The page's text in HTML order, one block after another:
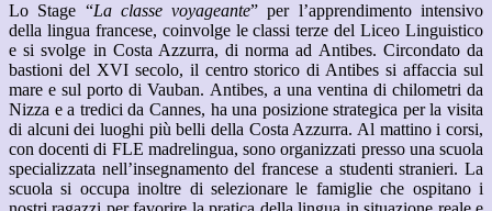
Lo Stage “La classe voyageante” per l’apprendimento intensivo
della lingua francese, coinvolge le classi terze del Liceo Linguistico
e si svolge in Costa Azzurra, di norma ad Antibes. Circondato da
bastioni del XVI secolo, il centro storico di Antibes si affaccia sul
mare e sul porto di Vauban. Antibes, a una ventina di chilometri da
Nizza e a tredici da Cannes, ha una posizione strategica per la visita
di alcuni dei luoghi più belli della Costa Azzurra. Al mattino i corsi,
con docenti di FLE madrelingua, sono organizzati presso una scuola
specializzata nell’insegnamento del francese a studenti stranieri. La
scuola si occupa inoltre di selezionare le famiglie che ospitano i